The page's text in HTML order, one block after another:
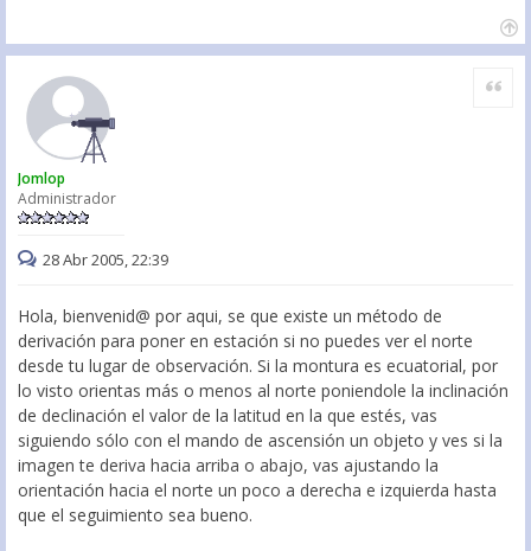
Jomlop
Administrador
Citar
28 Abr 2005, 22:39
Hola, bienvenid@ por aqui, se que existe un método de
derivación para poner en estación si no puedes ver el norte
desde tu lugar de observación. Si la montura es ecuatorial, por
lo visto orientas más o menos al norte poniendole la inclinación
de declinación el valor de la latitud en la que estés, vas
siguiendo sólo con el mando de ascensión un objeto y ves si la
imagen te deriva hacia arriba o abajo, vas ajustando la
orientación hacia el norte un poco a derecha e izquierda hasta
que el seguimiento sea bueno.